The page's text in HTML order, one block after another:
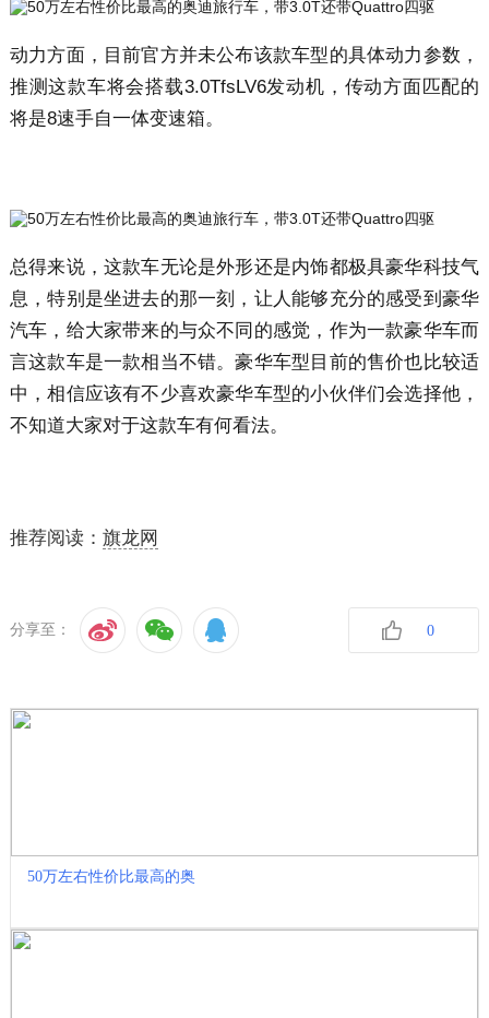
动力方面，目前官方并未公布该款车型的具体动力参数，
推测这款车将会搭载3.0TfsLV6发动机，传动方面匹配的
将是8速手自一体变速箱。
总得来说，这款车无论是外形还是内饰都极具豪华科技气
息，特别是坐进去的那一刻，让人能够充分的感受到豪华
汽车，给大家带来的与众不同的感觉，作为一款豪华车而
言这款车是一款相当不错。豪华车型目前的售价也比较适
中，相信应该有不少喜欢豪华车型的小伙伴们会选择他，
不知道大家对于这款车有何看法。
推荐阅读： 旗龙网
分享至： 0
50万左右性价比最高的奥